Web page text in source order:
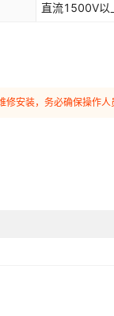
直流1500V以
安装，务必确保操作人